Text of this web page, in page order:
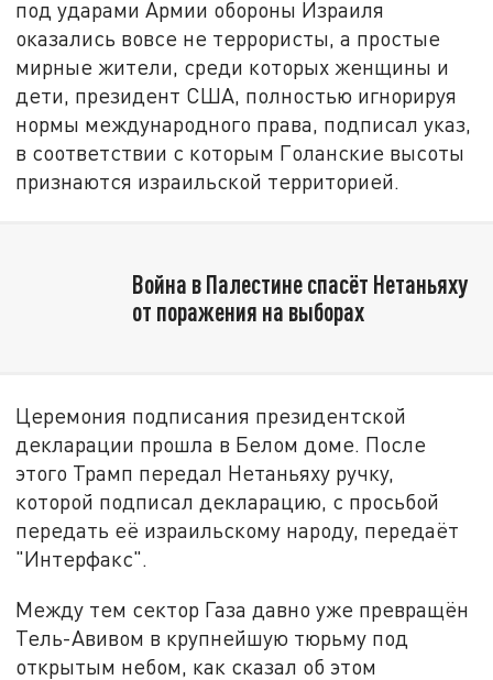
под ударами Армии обороны Израиля
оказались вовсе не террористы, а простые
мирные жители, среди которых женщины и
дети, президент США, полностью игнорируя
нормы международного права, подписал указ,
в соответствии с которым Голанские высоты
признаются израильской территорией.
Война в Палестине спасёт Нетаньяху
от поражения на выборах
Церемония подписания президентской
декларации прошла в Белом доме. После
этого Трамп передал Нетаньяху ручку,
которой подписал декларацию, с просьбой
передать её израильскому народу, передаёт
"Интерфакс".
Между тем сектор Газа давно уже превращён
Тель-Авивом в крупнейшую тюрьму под
открытым небом, как сказал об этом